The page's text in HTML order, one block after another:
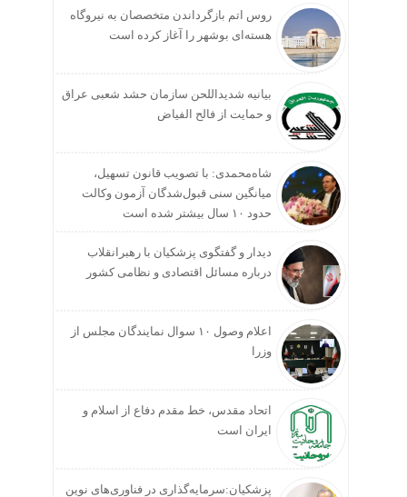
روس اتم بازگرداندن متخصصان به نیروگاه
هسته‌ای بوشهر را آغاز کرده است
بیانیه شدیداللحن سازمان حشد شعبی عراق
و حمایت از فالح الفیاض
شاه‌محمدی: با تصویب قانون تسهیل،
میانگین سنی قبول‌شدگان آزمون وکالت
حدود ۱۰ سال بیشتر شده است
دیدار و گفتگوی پزشکیان با رهبرانقلاب
درباره مسائل اقتصادی و نظامی کشور
اعلام وصول ۱۰ سوال نمایندگان مجلس از
وزرا
اتحاد مقدس، خط مقدم دفاع از اسلام و
ایران است
پزشکیان:سرمایه‌گذاری در فناوری‌های نوین